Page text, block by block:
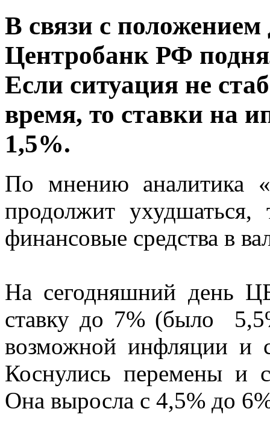
В связи с
Центробанк РФ
Если ситуация не
время, то ставки на
1,5%.
По мнению аналитика
продолжит ухудшаться,
финансовые средства в
На сегодняшний день
ставку до 7% (было
возможной инфляции и
Коснулись перемены и
Она выросла с 4,5% до